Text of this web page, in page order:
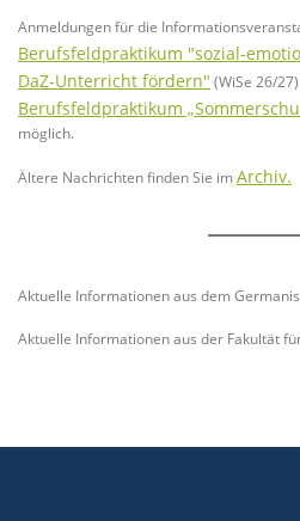
Anmeldungen für die
Berufsfeldpraktikum "sozial-
DaZ-Unterricht fördern" (WiSe 26/
Berufsfeldpraktikum
möglich.
Ältere Nachrichten finden Sie imArchiv.
Aktuelle Informationen aus dem
Aktuelle Informationen aus der Fakultät